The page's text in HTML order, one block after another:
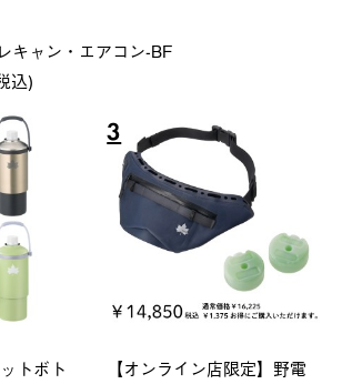
キャン・エアコン-BF
込)
トボト
3
【オンライン店限定】野電